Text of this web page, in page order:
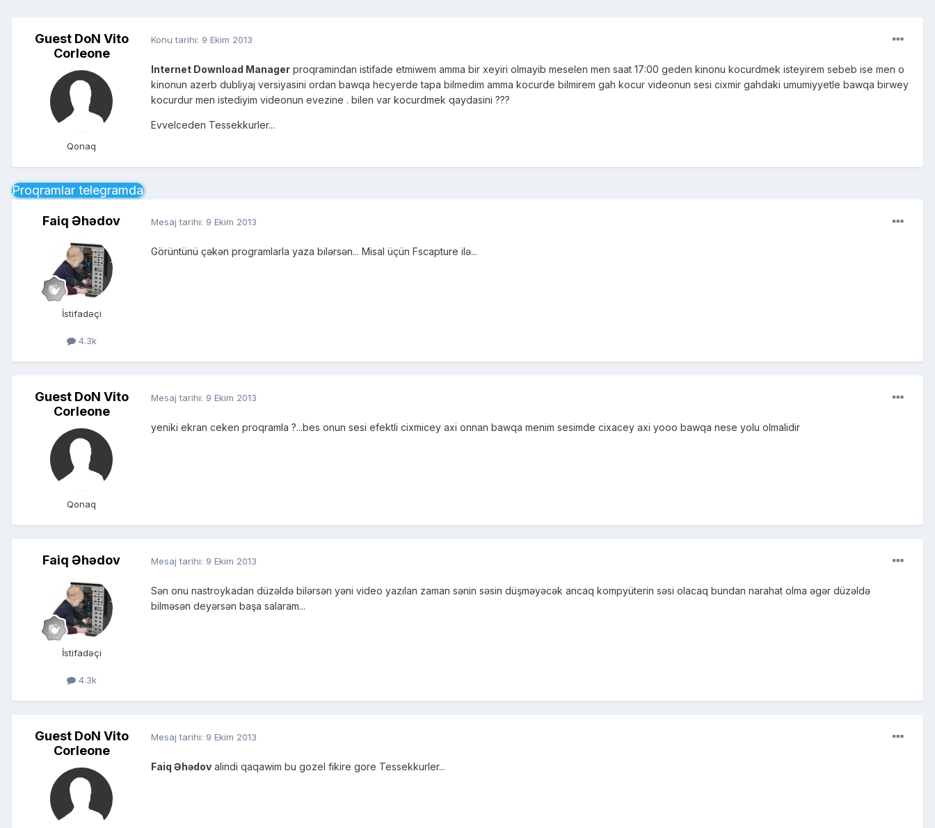
Guest DoN Vito
Corleone
Qonaq
Konu tarihi: 9 Ekim 2013
Internet Download Manager proqramindan istifade etmiwem amma bir xeyiri olmayib meselen men saat 17:00 geden kinonu kocurdmek isteyirem sebeb ise men o
kinonun azerb dubliyaj versiyasini ordan bawqa hecyerde tapa bilmedim amma kocurde bilmirem gah kocur videonun sesi cixmir gahdaki umumiyyetle bawqa birwey
kocurdur men istediyim videonun evezine . bilen var kocurdmek qaydasini ???
Evvelceden Tessekkurler...
Proqramlar telegramda
Faiq Əhədov
İstifadəçi
4.3k
Mesaj tarihi: 9 Ekim 2013
Görüntünü çəkən programlarla yaza bilərsən... Misal üçün Fscapture ilə...
Guest DoN Vito
Corleone
Qonaq
Mesaj tarihi: 9 Ekim 2013
yeniki ekran ceken proqramla ?...bes onun sesi efektli cixmicey axi onnan bawqa menim sesimde cixacey axi yooo bawqa nese yolu olmalidir
Faiq Əhədov
İstifadəçi
4.3k
Mesaj tarihi: 9 Ekim 2013
Sən onu nastroykadan düzəldə bilərsən yəni video yazılan zaman sənin səsin düşməyəcək ancaq kompyüterin səsi olacaq bundan narahat olma əgər düzəldə
bilməsən deyərsən başa salaram...
Guest DoN Vito
Corleone
Mesaj tarihi: 9 Ekim 2013
Faiq Əhədov alindi qaqawim bu gozel fikire gore Tessekkurler...